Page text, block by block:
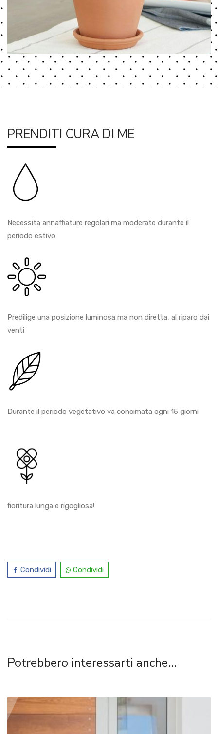
PRENDITI CURA DI ME
Necessita annaffiature regolari ma moderate durante il
periodo estivo
Predilige una posizione luminosa ma non diretta, al riparo dai
venti
Durante il periodo vegetativo va concimata ogni 15 giorni
fioritura lunga e rigogliosa!
Condividi Condividi
Potrebbero interessarti anche...